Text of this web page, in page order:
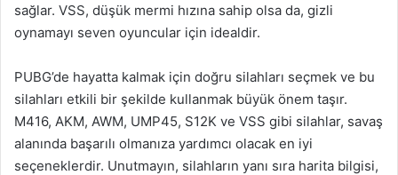
sağlar. VSS, düşük mermi hızına sahip olsa da, gizli
oynamayı seven oyuncular için idealdir.
PUBG’de hayatta kalmak için doğru silahları seçmek ve bu
silahları etkili bir şekilde kullanmak büyük önem taşır.
M416, AKM, AWM, UMP45, S12K ve VSS gibi silahlar, savaş
alanında başarılı olmanıza yardımcı olacak en iyi
seçeneklerdir. Unutmayın, silahların yanı sıra harita bilgisi,